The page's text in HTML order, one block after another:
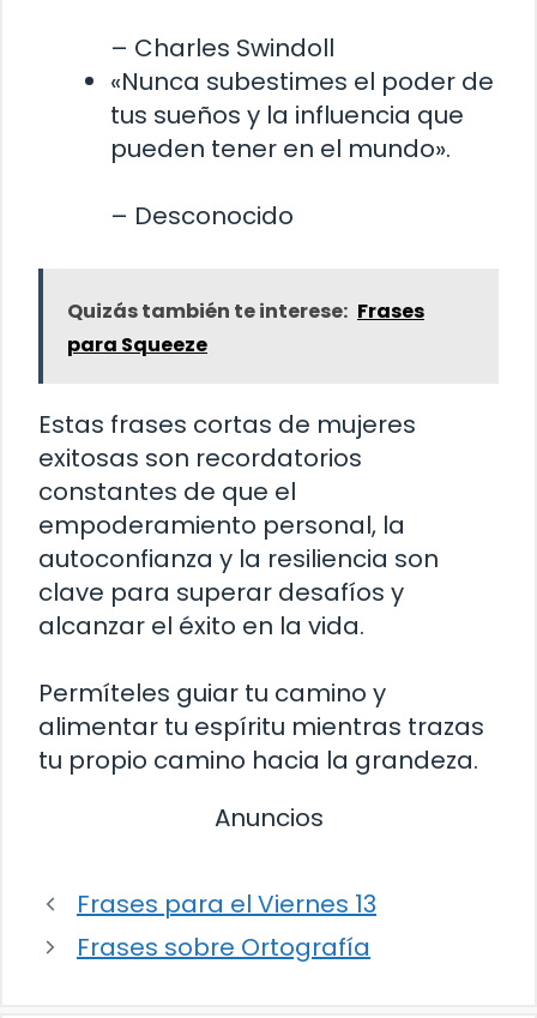
– Charles Swindoll
«Nunca subestimes el poder de
tus sueños y la influencia que
pueden tener en el mundo».
– Desconocido
Quizás también te interese: Frases
para Squeeze
Estas frases cortas de mujeres
exitosas son recordatorios
constantes de que el
empoderamiento personal, la
autoconfianza y la resiliencia son
clave para superar desafíos y
alcanzar el éxito en la vida.
Permíteles guiar tu camino y
alimentar tu espíritu mientras trazas
tu propio camino hacia la grandeza.
Anuncios
Frases para el Viernes 13
Frases sobre Ortografía